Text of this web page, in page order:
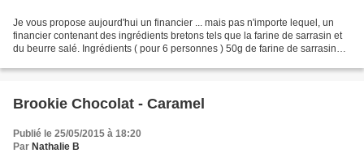
Je vous propose aujourd'hui un financier ... mais pas n'importe lequel, un
financier contenant des ingrédients bretons tels que la farine de sarrasin et
du beurre salé. Ingrédients ( pour 6 personnes ) 50g de farine de sarrasin
Brookie Chocolat - Caramel
Publié le 25/05/2015 à 18:20
Par Nathalie B